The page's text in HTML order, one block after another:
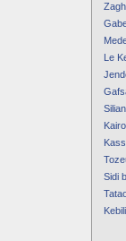
Le
Sidi